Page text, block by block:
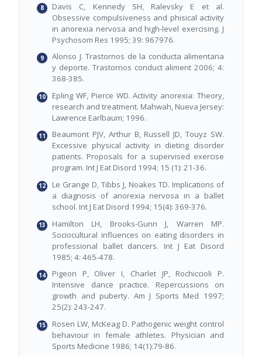
Davis C, Kennedy SH, Ralevsky E et al.
Obsessive compulsiveness and phisical activity
in anorexia nervosa and high-level exercising. J
Psychosom Res 1995; 39: 967976.
Alonso J. Trastornos de la conducta alimentaria
y deporte. Trastornos conduct aliment 2006; 4:
368-385.
Epling WF, Pierce WD. Activity anorexia: Theory,
research and treatment. Mahwah, Nueva Jersey:
Lawrence Earlbaum; 1996.
Beaumont PJV, Arthur B, Russell JD, Touyz SW.
Excessive physical activity in dieting disorder
patients. Proposals for a supervised exercise
program. Int J Eat Disord 1994; 15 (1): 21-36.
Le Grange D, Tibbs J, Noakes TD. Implications of
a diagnosis of anorexia nervosa in a ballet
school. Int J Eat Disord 1994; 15(4): 369-376.
Hamilton LH, Brooks-Gunn J, Warren MP.
Sociocultural influences on eating disorders in
professional ballet dancers. Int J Eat Disord
1985; 4: 465-478.
Pigeon P, Oliver I, Charlet JP, Rochiccioli P.
Intensive dance practice. Repercussions on
growth and puberty. Am J Sports Med 1997;
25(2): 243-247.
Rosen LW, McKeag D. Pathogenic weight control
behaviour in female athletes. Physician and
Sports Medicine 1986; 14(1):79-86.